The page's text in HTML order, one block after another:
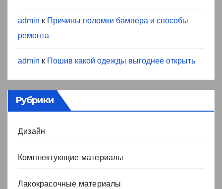
admin к Причины поломки бампера и способы
ремонта
admin к Пошив какой одежды выгоднее открыть
Рубрики
Дизайн
Комплектующие материалы
Лакокрасочные материалы